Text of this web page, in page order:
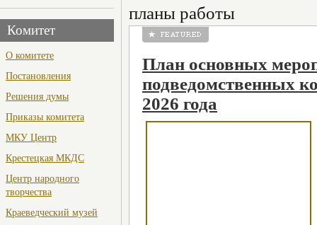
Комитет
О комитете
Постановления
Решения думы
Приказы комитета
МКУ Центр
Крестецкая МКДС
Центр народного
творчества
Краеведческий музей
планы работы
План основных
подведомственных
2026 года